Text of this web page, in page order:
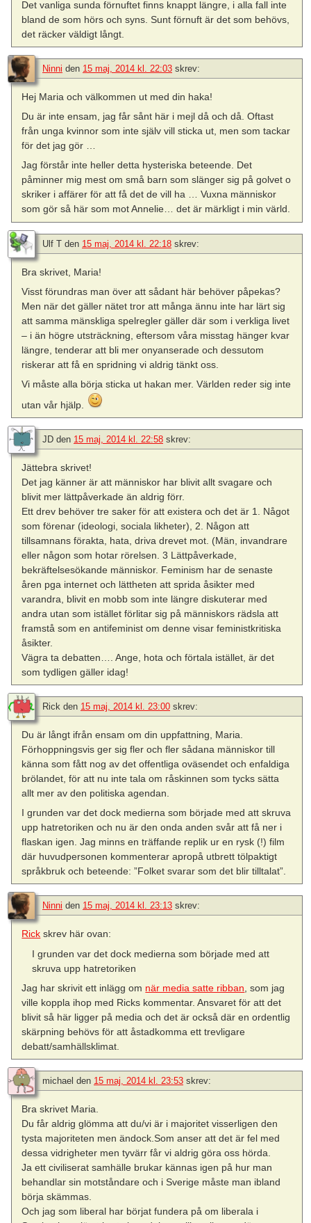
Det vanliga sunda förnuftet finns knappt längre, i alla fall inte
bland de som hörs och syns. Sunt förnuft är det som behövs,
det räcker väldigt långt.
Ninni den 15 maj, 2014 kl. 22:03 skrev:
Hej Maria och välkommen ut med din haka!
Du är inte ensam, jag får sånt här i mejl då och då. Oftast
från unga kvinnor som inte själv vill sticka ut, men som tackar
för det jag gör …
Jag förstår inte heller detta hysteriska beteende. Det
påminner mig mest om små barn som slänger sig på golvet o
skriker i affärer för att få det de vill ha … Vuxna människor
som gör så här som mot Annelie… det är märkligt i min värld.
Ulf T den 15 maj, 2014 kl. 22:18 skrev:
Bra skrivet, Maria!
Visst förundras man över att sådant här behöver påpekas?
Men när det gäller nätet tror att många ännu inte har lärt sig
att samma mänskliga spelregler gäller där som i verkliga livet
– i än högre utsträckning, eftersom våra misstag hänger kvar
längre, tenderar att bli mer onyanserade och dessutom
riskerar att få en spridning vi aldrig tänkt oss.
Vi måste alla börja sticka ut hakan mer. Världen reder sig inte
utan vår hjälp.
JD den 15 maj, 2014 kl. 22:58 skrev:
Jättebra skrivet!
Det jag känner är att människor har blivit allt svagare och
blivit mer lättpåverkade än aldrig förr.
Ett drev behöver tre saker för att existera och det är 1. Något
som förenar (ideologi, sociala likheter), 2. Någon att
tillsamnans förakta, hata, driva drevet mot. (Män, invandrare
eller någon som hotar rörelsen. 3 Lättpåverkade,
bekräftelsesökande människor. Feminism har de senaste
åren pga internet och lättheten att sprida åsikter med
varandra, blivit en mobb som inte längre diskuterar med
andra utan som istället förlitar sig på människors rädsla att
framstå som en antifeminist om denne visar feministkritiska
åsikter.
Vägra ta debatten…. Ange, hota och förtala istället, är det
som tydligen gäller idag!
Rick den 15 maj, 2014 kl. 23:00 skrev:
Du är långt ifrån ensam om din uppfattning, Maria.
Förhoppningsvis ger sig fler och fler sådana människor till
känna som fått nog av det offentliga oväsendet och enfaldiga
brölandet, för att nu inte tala om råskinnen som tycks sätta
allt mer av den politiska agendan.
I grunden var det dock medierna som började med att skruva
upp hatretoriken och nu är den onda anden svår att få ner i
flaskan igen. Jag minns en träffande replik ur en rysk (!) film
där huvudpersonen kommenterar apropå utbrett tölpaktigt
språkbruk och beteende: ”Folket svarar som det blir tilltalat”.
Ninni den 15 maj, 2014 kl. 23:13 skrev:
Rick skrev här ovan:
I grunden var det dock medierna som började med att
skruva upp hatretoriken
Jag har skrivit ett inlägg om när media satte ribban , som jag
ville koppla ihop med Ricks kommentar. Ansvaret för att det
blivit så här ligger på media och det är också där en ordentlig
skärpning behövs för att åstadkomma ett trevligare
debatt/samhällsklimat.
michael den 15 maj, 2014 kl. 23:53 skrev:
Bra skrivet Maria.
Du får aldrig glömma att du/vi är i majoritet visserligen den
tysta majoriteten men ändock.Som anser att det är fel med
dessa vidrigheter men tyvärr får vi aldrig göra oss hörda.
Ja ett civiliserat samhälle brukar kännas igen på hur man
behandlar sin motståndare och i Sverige måste man ibland
börja skämmas.
Och jag som liberal har börjat fundera på om liberala i